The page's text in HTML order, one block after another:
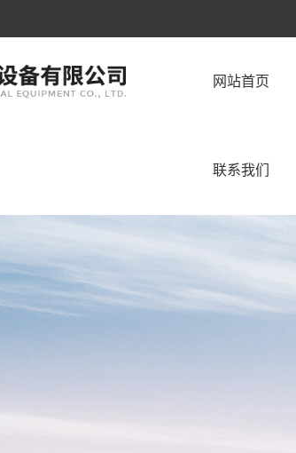
网站首页
联系我们